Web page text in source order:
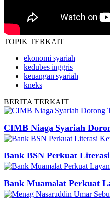
TOPIK TERKAIT
ekonomi syariah
kedubes inggris
keuangan syariah
kneks
BERITA TERKAIT
CIMB Niaga Syariah
Bank BSN Perkuat
Bank Muamalat Perkuat